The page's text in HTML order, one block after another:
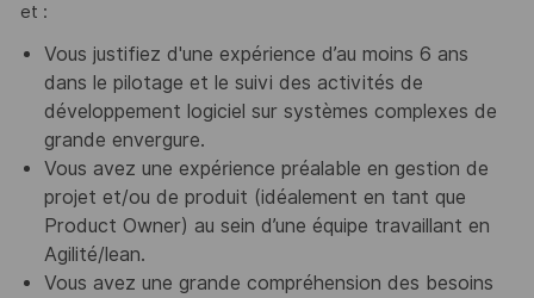
et :
Vous justifiez d'une expérience d’au moins 6 ans
dans le pilotage et le suivi des activités de
développement logiciel sur systèmes complexes de
grande envergure.
Vous avez une expérience préalable en gestion de
projet et/ou de produit (idéalement en tant que
Product Owner) au sein d’une équipe travaillant en
Agilité/lean.
Vous avez une grande compréhension des besoins